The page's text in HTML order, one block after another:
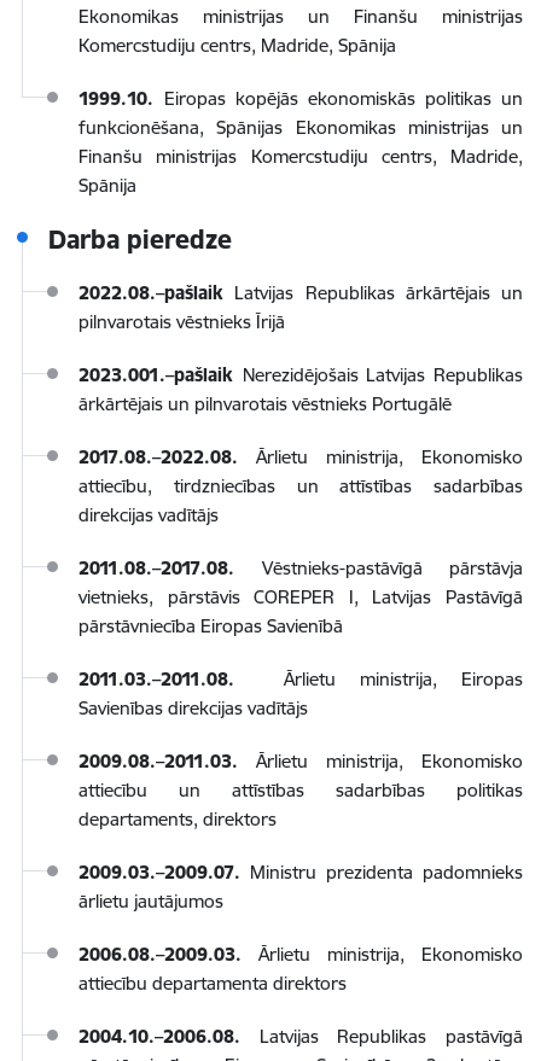
Ekonomikas ministrijas un Finanšu ministrijas
Komercstudiju centrs, Madride, Spānija
1999.10. Eiropas kopējās ekonomiskās politikas un
funkcionēšana, Spānijas Ekonomikas ministrijas un
Finanšu ministrijas Komercstudiju centrs, Madride,
Spānija
Darba pieredze
2022.08.–pašlaik Latvijas Republikas ārkārtējais un
pilnvarotais vēstnieks Īrijā
2023.001.–pašlaik Nerezidējošais Latvijas Republikas
ārkārtējais un pilnvarotais vēstnieks Portugālē
2017.08.–2022.08. Ārlietu ministrija, Ekonomisko
attiecību, tirdzniecības un attīstības sadarbības
direkcijas vadītājs
2011.08.–2017.08. Vēstnieks-pastāvīgā pārstāvja
vietnieks, pārstāvis COREPER I, Latvijas Pastāvīgā
pārstāvniecība Eiropas Savienībā
2011.03.–2011.08. Ārlietu ministrija, Eiropas
Savienības direkcijas vadītājs
2009.08.–2011.03. Ārlietu ministrija, Ekonomisko
attiecību un attīstības sadarbības politikas
departaments, direktors
2009.03.–2009.07. Ministru prezidenta padomnieks
ārlietu jautājumos
2006.08.–2009.03. Ārlietu ministrija, Ekonomisko
attiecību departamenta direktors
2004.10.–2006.08. Latvijas Republikas pastāvīgā